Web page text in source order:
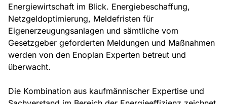
Energiewirtschaft im Blick. Energiebeschaffung,
Netzgeldoptimierung, Meldefristen für
Eigenerzeugungsanlagen und sämtliche vom
Gesetzgeber geforderten Meldungen und Maßnahmen
werden von den Enoplan Experten betreut und
überwacht.
Die Kombination aus kaufmännischer Expertise und